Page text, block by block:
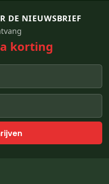
DE NIEUWSBRIEF
korting